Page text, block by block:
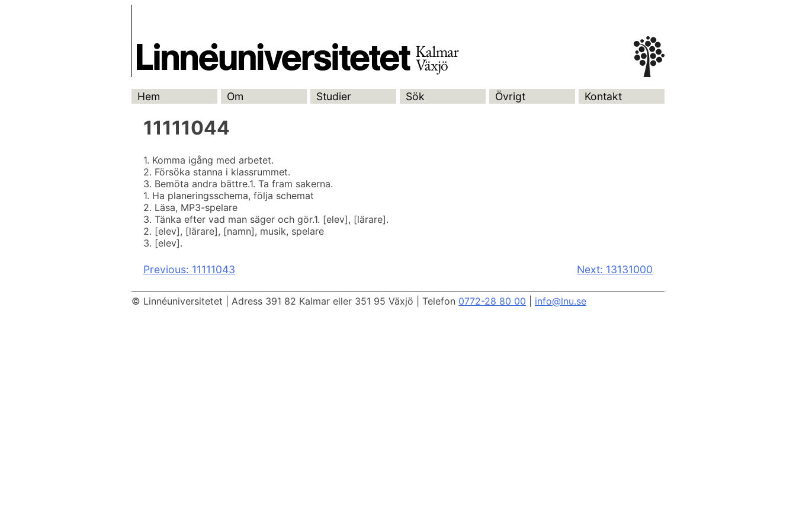
Hem Om Studier Sök Övrigt Kontakt
11111044
1. Komma igång med arbetet.
2. Försöka stanna i klassrummet.
3. Bemöta andra bättre.1. Ta fram sakerna.
1. Ha planeringsschema, följa schemat
2. Läsa, MP3-spelare
3. Tänka efter vad man säger och gör.1. [elev], [lärare].
2. [elev], [lärare], [namn], musik, spelare
3. [elev].
Inläggsnavigering
Previous: 11111043 Next: 13131000
© Linnéuniversitetet Adress 391 82 Kalmar eller 351 95 Växjö Telefon 0772-28 80 00 info@lnu.se